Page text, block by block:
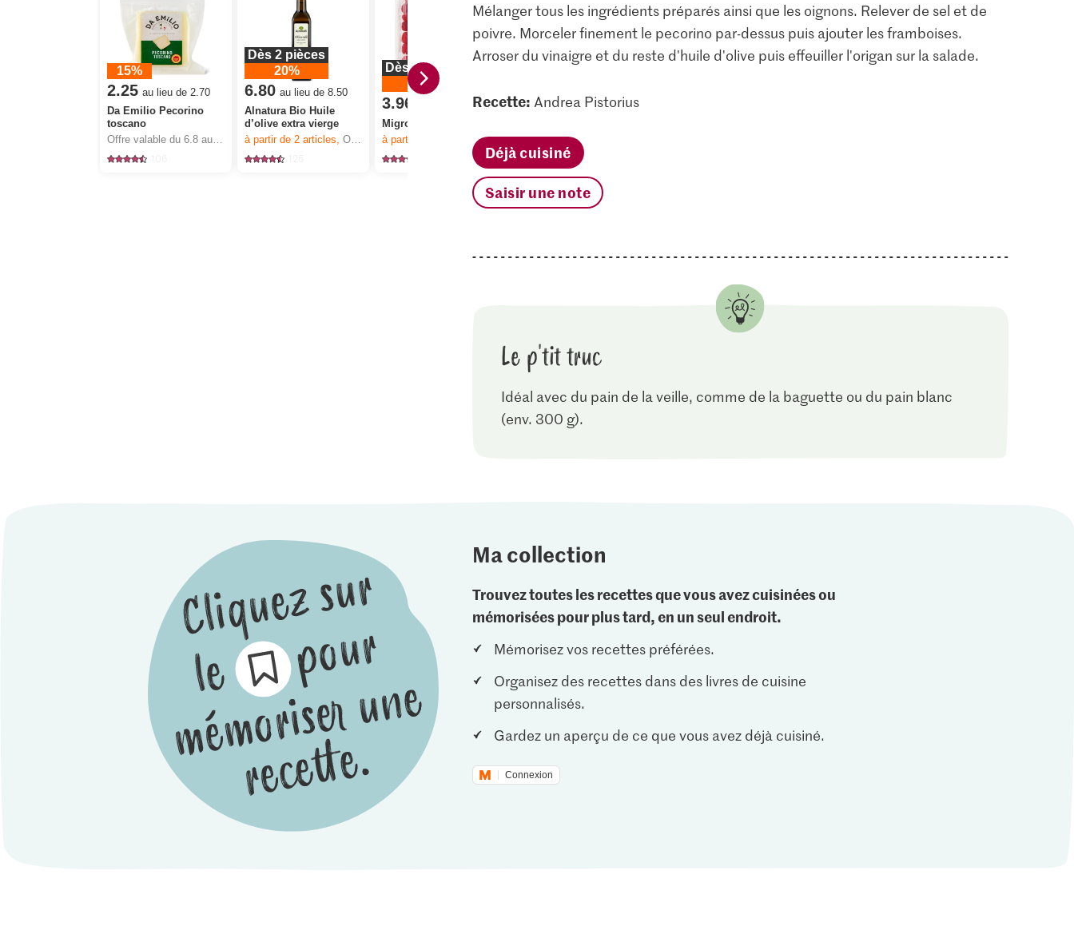
15%
2.25 au lieu de 2.70
Da Emilio Pecorino
toscano
Dès 2 pièces
20%
6.80 au lieu de 8.50
Alnatura Bio Huile
d’olive extra vierge
à partir de 2articles,Offre valable du 6.8 au 12.8.2026, jusqu’à épuisement du stock.
Dès 2 pièces
20%
3.96
au lieu de 4.95
Migros Framboises
à partir de 2
articles,Offre valable du 6.8 au 12.8.2026, jusqu’à épuisement du stock.
3.15
130
Mélanger tous les ingrédients préparés ainsi que les oignons. Relever de sel et de
poivre. Morceler finement le pecorino par-dessus puis ajouter les framboises.
Arroser du vinaigre et du reste d'huile d'olive puis effeuiller l'origan sur la salade.
Recette: Andrea Pistorius
Déjà cuisiné
Saisir une note
Le p'tit truc
Idéal avec du pain de la veille, comme de la baguette ou du pain blanc
(env. 300 g).
Ma collection
Trouvez toutes les recettes que vous avez cuisinées ou
mémorisées pour plus tard, en un seul endroit.
Mémorisez vos recettes préférées.
Organisez des recettes dans des livres de cuisine
personnalisés.
Gardez un aperçu de ce que vous avez déjà cuisiné.
Connexion